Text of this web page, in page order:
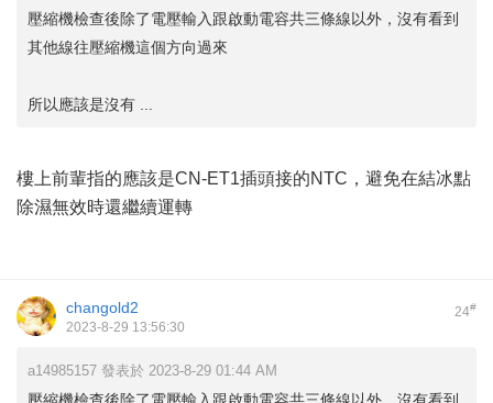
壓縮機檢查後除了電壓輸入跟啟動電容共三條線以外，沒有看到
其他線往壓縮機這個方向過來
所以應該是沒有 ...
樓上前輩指的應該是CN-ET1插頭接的NTC，避免在結冰點
除濕無效時還繼續運轉
24#
changold2
2023-8-29 13:56:30
a14985157 發表於 2023-8-29 01:44 AM